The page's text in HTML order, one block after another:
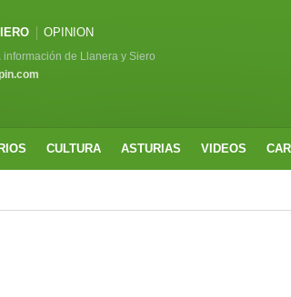
OPINION
información de Llanera y Siero
CULTURA ASTURIAS VIDEOS